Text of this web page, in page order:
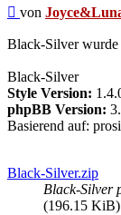
Beitrag
von
Black-Silver
Black-Silver
Style Version:
phpBB Version:
Basierend auf:
Black-Silver.zip
Black-Silver
(196.15 KiB)